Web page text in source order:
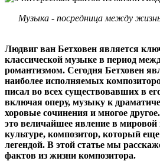
Музыка - посредница между
Людвиг ван Бетховен является
классической музыке в период
романтизмом. Сегодня Бетховен
наиболее исполняемых
писал во всех существовавших в
включая оперу, музыку к
хоровые сочинения и многое
это величайшее явление в
культуре, композитор, который
легендой. В этой статье мы
фактов из жизни композитора.